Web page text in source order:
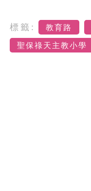
標籤: 教育路
聖保祿天主教小學